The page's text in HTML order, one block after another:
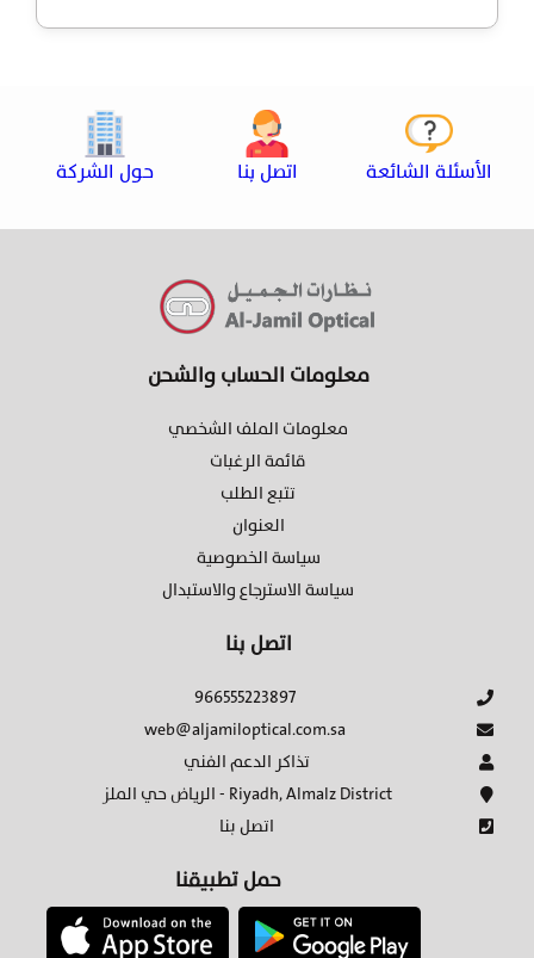
حول الشركة اتصل بنا الأسئلة الشائعة
معلومات الحساب والشحن
معلومات الملف الشخصي
قائمة الرغبات
تتبع الطلب
العنوان
سياسة الخصوصية
سياسة الاسترجاع والاستبدال
اتصل بنا
966555223897
web@aljamiloptical.com.sa
تذاكر الدعم الفني
الرياض حي الملز - Riyadh, Almalz District
اتصل بنا
حمل تطبيقنا